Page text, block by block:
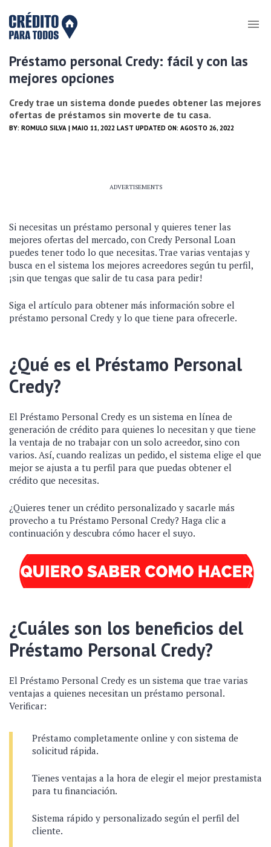
Préstamo personal Credy: fácil y con las
mejores opciones
Credy trae un sistema donde puedes obtener las mejores
ofertas de préstamos sin moverte de tu casa.
BY: ROMULO SILVA | MAIO 11, 2022 LAST UPDATED ON: AGOSTO 26, 2022
ADVERTISEMENTS
Si necesitas un préstamo personal y quieres tener las
mejores ofertas del mercado, con Credy Personal Loan
puedes tener todo lo que necesitas. Trae varias ventajas y
busca en el sistema los mejores acreedores según tu perfil,
¡sin que tengas que salir de tu casa para pedir!
Siga el artículo para obtener más información sobre el
préstamo personal Credy y lo que tiene para ofrecerle.
¿Qué es el Préstamo Personal
Credy?
El Préstamo Personal Credy es un sistema en línea de
generación de crédito para quienes lo necesitan y que tiene
la ventaja de no trabajar con un solo acreedor, sino con
varios. Así, cuando realizas un pedido, el sistema elige el que
mejor se ajusta a tu perfil para que puedas obtener el
crédito que necesitas.
¿Quieres tener un crédito personalizado y sacarle más
provecho a tu Préstamo Personal Credy? Haga clic a
continuación y descubra cómo hacer el suyo.
¿Cuáles son los beneficios del
Préstamo Personal Credy?
El Préstamo Personal Credy es un sistema que trae varias
ventajas a quienes necesitan un préstamo personal.
Verificar:
Préstamo completamente online y con sistema de
solicitud rápida.
Tienes ventajas a la hora de elegir el mejor prestamista
para tu financiación.
Sistema rápido y personalizado según el perfil del
cliente.